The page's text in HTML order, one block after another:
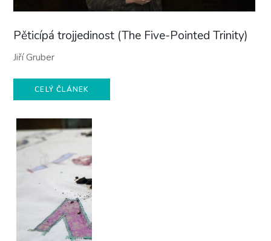
Pěticípá trojjedinost (The Five-Pointed Trinity)
Jiří Gruber
CELÝ ČLÁNEK